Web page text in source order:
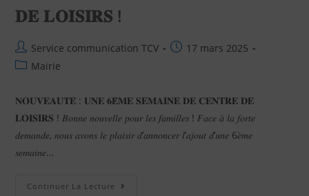
𝐃𝐄 𝐋𝐎𝐈𝐒𝐈𝐑𝐒 !
Service communication TCV
17 mars 2025
Mairie
𝐍𝐎𝐔𝐕𝐄𝐀𝐔𝐓𝐄́ : 𝐔𝐍𝐄 𝟔𝐄̀𝐌𝐄 𝐒𝐄𝐌𝐀𝐈𝐍𝐄 𝐃𝐄 𝐂𝐄𝐍𝐓𝐑𝐄 𝐃𝐄
𝐋𝐎𝐈𝐒𝐈𝐑𝐒 ! 𝐵𝑜𝑛𝑛𝑒 𝑛𝑜𝑢𝑣𝑒𝑙𝑙𝑒 𝑝𝑜𝑢𝑟 𝑙𝑒𝑠 𝑓𝑎𝑚𝑖𝑙𝑙𝑒𝑠 ! 𝐹𝑎𝑐𝑒 𝑎̀ 𝑙𝑎 𝑓𝑜𝑟𝑡𝑒
𝑑𝑒𝑚𝑎𝑛𝑑𝑒, 𝑛𝑜𝑢𝑠 𝑎𝑣𝑜𝑛𝑠 𝑙𝑒 𝑝𝑙𝑎𝑖𝑠𝑖𝑟 𝑑’𝑎𝑛𝑛𝑜𝑛𝑐𝑒𝑟 𝑙’𝑎𝑗𝑜𝑢𝑡 𝑑’𝑢𝑛𝑒 6𝑒̀𝑚𝑒
𝑠𝑒𝑚𝑎𝑖𝑛𝑒…
Continuer La Lecture